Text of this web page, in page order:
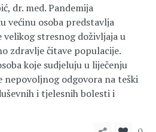
dr. med. Pandemija
većinu osoba predstavlja
stresnog doživljaja u
zdravlje čitave populacije.
koje sudjeluju u liječenju
nepovoljnog odgovora na teški
i tjelesnih bolesti i